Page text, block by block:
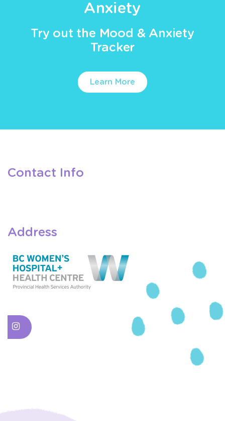
Anxiety
Try out the Mood & Anxiety
Tracker
Learn More
Contact Info
Address